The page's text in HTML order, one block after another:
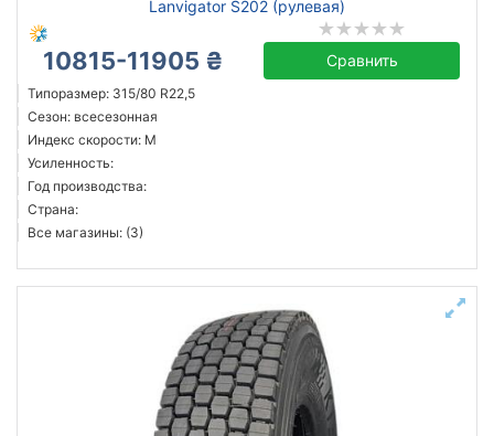
Lanvigator S202 (рулевая)
10815-11905 ₴ Сравнить
Типоразмер: 315/80 R22,5
Сезон: всесезонная
Индекс скорости: M
Усиленность:
Год производства:
Страна:
Все магазины: (3)